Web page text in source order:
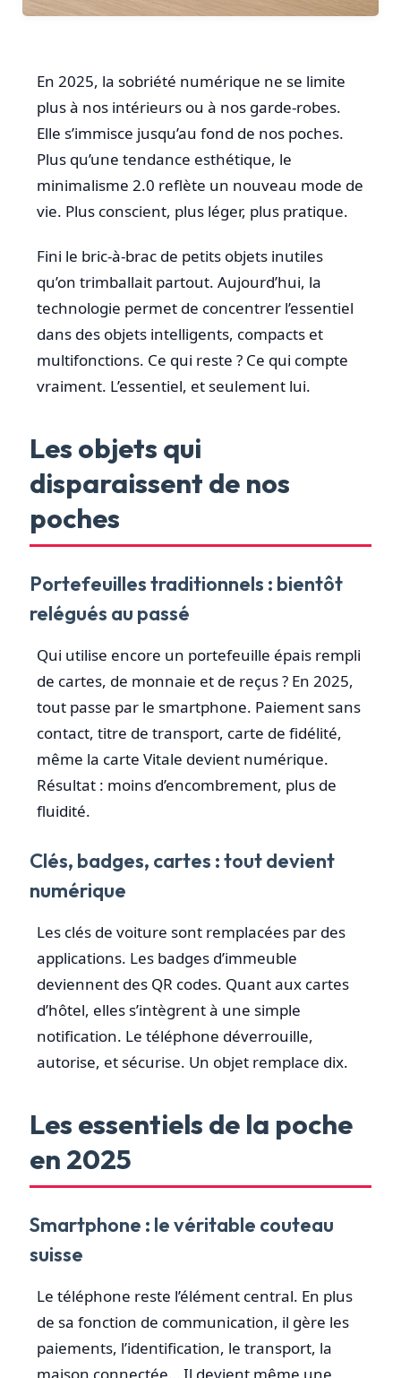
En 2025, la sobriété numérique ne se limite
plus à nos intérieurs ou à nos garde-robes.
Elle s’immisce jusqu’au fond de nos poches.
Plus qu’une tendance esthétique, le
minimalisme 2.0 reflète un nouveau mode de
vie. Plus conscient, plus léger, plus pratique.
Fini le bric-à-brac de petits objets inutiles
qu’on trimballait partout. Aujourd’hui, la
technologie permet de concentrer l’essentiel
dans des objets intelligents, compacts et
multifonctions. Ce qui reste ? Ce qui compte
vraiment. L’essentiel, et seulement lui.
Les objets qui
disparaissent de nos
poches
Portefeuilles traditionnels : bientôt
relégués au passé
Qui utilise encore un portefeuille épais rempli
de cartes, de monnaie et de reçus ? En 2025,
tout passe par le smartphone. Paiement sans
contact, titre de transport, carte de fidélité,
même la carte Vitale devient numérique.
Résultat : moins d’encombrement, plus de
fluidité.
Clés, badges, cartes : tout devient
numérique
Les clés de voiture sont remplacées par des
applications. Les badges d’immeuble
deviennent des QR codes. Quant aux cartes
d’hôtel, elles s’intègrent à une simple
notification. Le téléphone déverrouille,
autorise, et sécurise. Un objet remplace dix.
Les essentiels de la poche
en 2025
Smartphone : le véritable couteau
suisse
Le téléphone reste l’élément central. En plus
de sa fonction de communication, il gère les
paiements, l’identification, le transport, la
maison connectée… Il devient même une